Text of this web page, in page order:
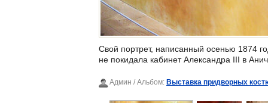
Свой портрет, написанный осенью 1874
не покидала кабинет Александра III в
Админ / Альбом: Выставка придворных